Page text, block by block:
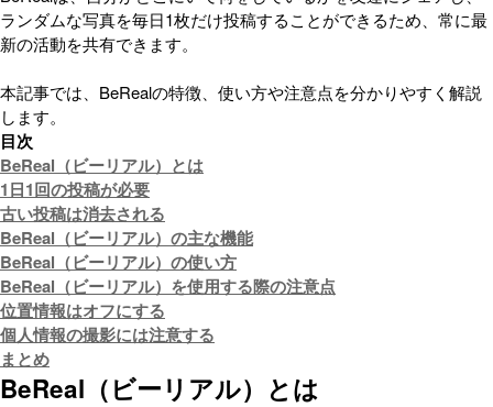
ランダムな写真を毎日1枚だけ投稿することができるため、常に最
新の活動を共有できます。
本記事では、BeRealの特徴、使い方や注意点を分かりやすく解説
します。
目次
BeReal（ビーリアル）とは
1日1回の投稿が必要
古い投稿は消去される
BeReal（ビーリアル）の主な機能
BeReal（ビーリアル）の使い方
BeReal（ビーリアル）を使用する際の注意点
位置情報はオフにする
個人情報の撮影には注意する
まとめ
BeReal（ビーリアル）とは